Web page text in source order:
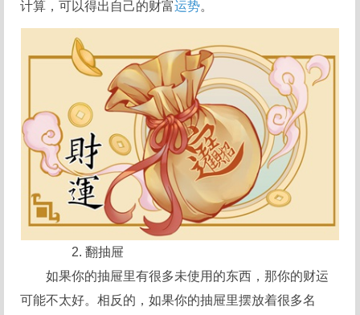
计算，可以得出自己的财富运势。
2. 翻抽屉
如果你的抽屉里有很多未使用的东西，那你的财运
可能不太好。相反的，如果你的抽屉里摆放着很多名